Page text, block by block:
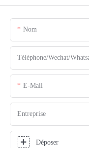
Nom
Téléphone/Wechat/
E-Mail
Entreprise
Déposer